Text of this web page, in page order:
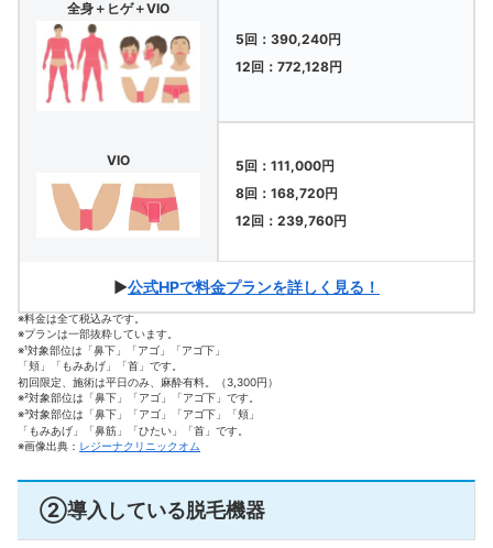
全身＋ヒゲ＋VIO
5回：390,240円
12回：772,128円
VIO
5回：111,000円
8回：168,720円
12回：239,760円
▶公式HPで料金プランを詳しく見る！
※料金は全て税込みです。
※プランは一部抜粋しています。
※¹対象部位は「鼻下」「アゴ」「アゴ下」
「頬」「もみあげ」「首」です。
初回限定、施術は平日のみ、麻酔有料。（3,300円）
※²対象部位は「鼻下」「アゴ」「アゴ下」です。
※³対象部位は「鼻下」「アゴ」「アゴ下」「頬」
「もみあげ」「鼻筋」「ひたい」「首」です。
※画像出典： レジーナクリニックオム
②導入している脱毛機器